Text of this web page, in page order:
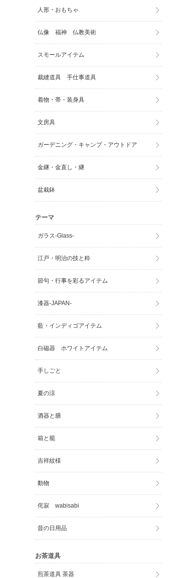
人形・おもちゃ
仏像 福神 仏教美術
スモールアイテム
裁縫道具 手仕事道具
着物・帯・装身具
文房具
ガーデニング・キャンプ・アウトドア
金継・金直し・継
盆栽鉢
テーマ
ガラス-Glass-
江戸・明治の技と粋
節句・行事を彩るアイテム
漆器-JAPAN-
藍・インディゴアイテム
白磁器 ホワイトアイテム
手しごと
夏の涼
酒器と膳
箱と籠
吉祥紋様
動物
侘寂 wabisabi
昔の日用品
お茶道具
煎茶道具 茶器